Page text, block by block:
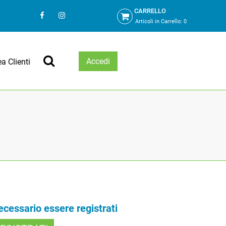
CARRELLO
Articoli in Carrello:0
Clienti Accedi
essere registrati